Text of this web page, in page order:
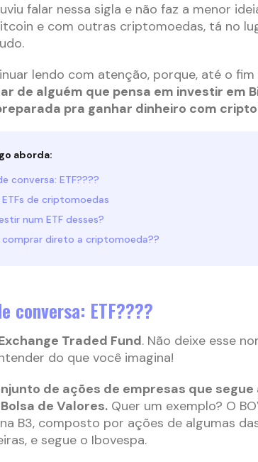
falar nessa sigla e não faz a menor
e com outras criptomoedas, tá no
lendo com atenção, porque, até o
de alguém que pensa em investir em
pra ganhar dinheiro com
aborda:
conversa: ETF????
de criptomoedas
num ETF desses?
comprar direto a criptomoeda??
conversa: ETF????
Traded Fund. Não deixe esse
do que você imagina!
de ações de empresas que
de Valores.Quer um exemplo? O
B3, composto por ações de algumas
e segue o Ibovespa.